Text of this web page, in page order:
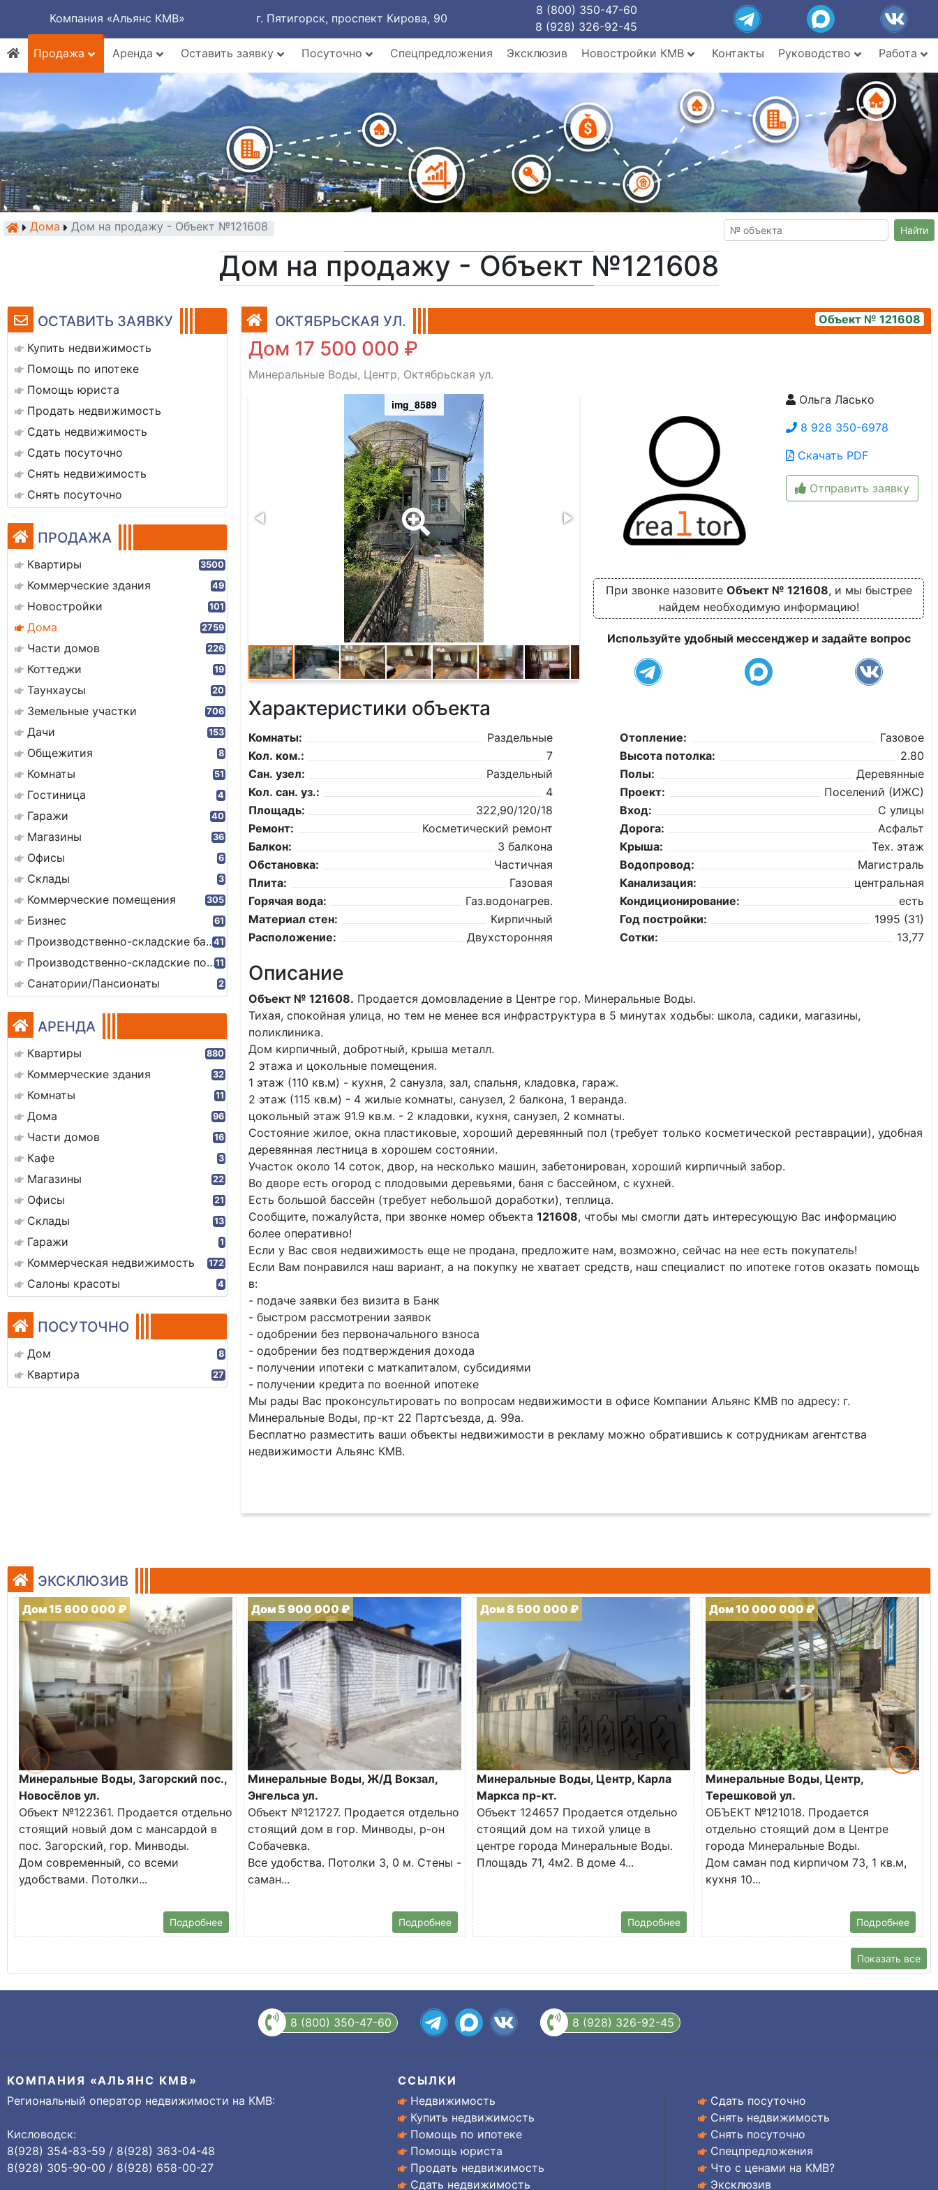
Компания «Альянс КМВ» г. Пятигорск, проспект Кирова, 90
8 (800) 350-47-60
8 (928) 326-92-45
Продажа
Аренда Оставить заявку Посуточно Спецпредложения Эксклюзив Новостройки КМВ Контакты Руководство Работа
Дома Дом на продажу - Объект №121608 Найти
Дом на продажу - Объект №121608
ОСТАВИТЬ ЗАЯВКУ
Купить недвижимость
Помощь по ипотеке
Помощь юриста
Продать недвижимость
Сдать недвижимость
Сдать посуточно
Снять недвижимость
Снять посуточно
ПРОДАЖА
Квартиры 3500
Коммерческие здания 49
Новостройки 101
Дома 2759
Части домов 226
Коттеджи 19
Таунхаусы 20
Земельные участки 706
Дачи 153
Общежития 8
Комнаты 51
Гостиница 4
Гаражи 40
Магазины 36
Офисы 6
Склады 3
Коммерческие помещения 305
Бизнес 61
Производственно-складские базы41
Производственно-складские помещения11
Санатории/Пансионаты 2
АРЕНДА
Квартиры 880
Коммерческие здания 32
Комнаты 11
Дома 96
Части домов 16
Кафе 3
Магазины 22
Офисы 21
Склады 13
Гаражи 1
Коммерческая недвижимость 172
Салоны красоты 4
ПОСУТОЧНО
Дом 8
Квартира 27
ОКТЯБРЬСКАЯ УЛ. Объект № 121608
Дом 17 500 000 ₽
Минеральные Воды, Центр, Октябрьская ул.
img_8589
Ольга Ласько
8 928 350-6978
Скачать PDF
Отправить заявку
При звонке назовите Объект № 121608, и мы быстрее
найдем необходимую информацию!
Используйте удобный мессенджер и задайте вопрос
Характеристики объекта
Комнаты:
Раздельные
Кол. ком.:
7
Сан. узел:
Раздельный
Кол. сан. уз.:
4
Площадь:
322,90/120/18
Ремонт:
Косметический ремонт
Балкон:
3 балкона
Обстановка:
Частичная
Плита:
Газовая
Горячая вода:
Газ.водонагрев.
Материал стен:
Кирпичный
Расположение:
Двухсторонняя
Отопление:
Газовое
Высота потолка:
2.80
Полы:
Деревянные
Проект:
Поселений (ИЖС)
Вход:
С улицы
Дорога:
Асфальт
Крыша:
Тех. этаж
Водопровод:
Магистраль
Канализация:
центральная
Кондиционирование:
есть
Год постройки:
1995 (31)
Сотки:
13,77
Описание
Объект № 121608. Продается домовладение в Центре гор. Минеральные Воды.
Тихая, спокойная улица, но тем не менее вся инфраструктура в 5 минутах ходьбы: школа, садики, магазины,
поликлиника.
Дом кирпичный, добротный, крыша металл.
2 этажа и цокольные помещения.
1 этаж (110 кв.м) - кухня, 2 санузла, зал, спальня, кладовка, гараж.
2 этаж (115 кв.м) - 4 жилые комнаты, санузел, 2 балкона, 1 веранда.
цокольный этаж 91.9 кв.м. - 2 кладовки, кухня, санузел, 2 комнаты.
Состояние жилое, окна пластиковые, хороший деревянный пол (требует только косметической реставрации), удобная
деревянная лестница в хорошем состоянии.
Участок около 14 соток, двор, на несколько машин, забетонирован, хороший кирпичный забор.
Во дворе есть огород с плодовыми деревьями, баня с бассейном, с кухней.
Есть большой бассейн (требует небольшой доработки), теплица.
Сообщите, пожалуйста, при звонке номер объекта 121608, чтобы мы смогли дать интересующую Вас информацию
более оперативно!
Если у Вас своя недвижимость еще не продана, предложите нам, возможно, сейчас на нее есть покупатель!
Если Вам понравился наш вариант, а на покупку не хватает средств, наш специалист по ипотеке готов оказать помощь
в:
- подаче заявки без визита в Банк
- быстром рассмотрении заявок
- одобрении без первоначального взноса
- одобрении без подтверждения дохода
- получении ипотеки с маткапиталом, субсидиями
- получении кредита по военной ипотеке
Мы рады Вас проконсультировать по вопросам недвижимости в офисе Компании Альянс КМВ по адресу: г.
Минеральные Воды, пр-кт 22 Партсъезда, д. 99а.
Бесплатно разместить ваши объекты недвижимости в рекламу можно обратившись к сотрудникам агентства
недвижимости Альянс КМВ.
ЭКСКЛЮЗИВ
Дом 15 600 000 ₽
Минеральные Воды, Загорский пос.,
Новосёлов ул.
Объект №122361. Продается отдельно
стоящий новый дом с мансардой в
пос. Загорский, гор. Минводы.
Дом современный, со всеми
удобствами. Потолки...
Подробнее
Дом 5 900 000 ₽
Минеральные Воды, Ж/Д Вокзал,
Энгельса ул.
Объект №121727. Продается отдельно
стоящий дом в гор. Минводы, р-он
Собачевка.
Все удобства. Потолки 3, 0 м. Стены -
саман...
Подробнее
Дом 8 500 000 ₽
Минеральные Воды, Центр, Карла
Маркса пр-кт.
Объект 124657 Продается отдельно
стоящий дом на тихой улице в
центре города Минеральные Воды.
Площадь 71, 4м2. В доме 4...
Подробнее
Дом 10 000 000 ₽
Минеральные Воды, Центр,
Терешковой ул.
ОБЪЕКТ №121018. Продается
отдельно стоящий дом в Центре
города Минеральные Воды.
Дом саман под кирпичом 73, 1 кв.м,
кухня 10...
Подробнее
Показать все
8 (800) 350-47-60 8 (928) 326-92-45
КОМПАНИЯ «АЛЬЯНС КМВ»
Региональный оператор недвижимости на КМВ:
Кисловодск:
8(928) 354-83-59 / 8(928) 363-04-48
8(928) 305-90-00 / 8(928) 658-00-27
ССЫЛКИ
Недвижимость
Купить недвижимость
Помощь по ипотеке
Помощь юриста
Продать недвижимость
Сдать недвижимость
Сдать посуточно
Снять недвижимость
Снять посуточно
Спецпредложения
Что с ценами на КМВ?
Эксклюзив